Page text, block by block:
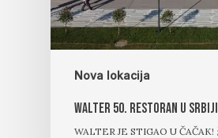
Nova lokacija
Walter 50. restoran u Srbiji
WALTER JE STIGAO U ČAČAK!